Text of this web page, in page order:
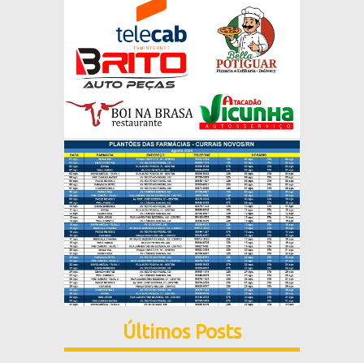
Últimos Posts